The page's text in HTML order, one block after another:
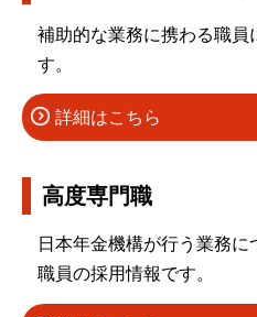
補助的な業務に携わる職員
す。
詳細はこちら
高度専門職
日本年金機構が行う業務に
職員の採用情報です。